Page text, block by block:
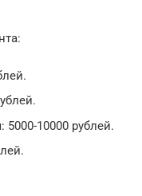
10000 рублей.